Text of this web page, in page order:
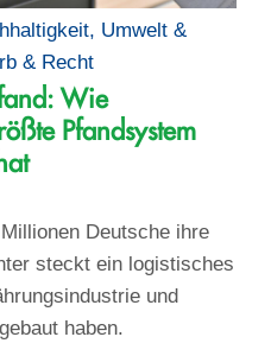
, Umwelt &
& Recht
Wie
Pfandsystem
Deutsche ihre
steckt ein logistisches
und
haben.